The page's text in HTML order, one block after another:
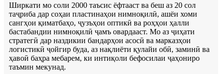
Ширкати мо соли 2000 таъсис ёфтааст ва беш аз 20 сол
таҷриба дар соҳаи пластинаҳои нимноқилӣ, ашёи хоми
сангҳои қиматбаҳо, ҷузъҳои оптикӣ ва роҳҳои ҳалли
бастабандии нимноқилӣ ҷамъ овардааст. Мо аз ҷиҳати
стратегӣ дар наздикии бандарҳои асосӣ ва марказҳои
логистикӣ ҷойгир буда, аз нақлиёти қулайи обӣ, заминӣ ва
ҳавоӣ баҳра мебарем, ки интиқоли бефосилаи ҷаҳониро
таъмин мекунад.